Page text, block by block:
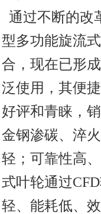
通过不断的改
型多功能旋流
合，现在已形
泛使用，其便
好评和青睐，
金钢渗碳、淬
轻；可靠性高
式叶轮通过CFD
轻、能耗低、